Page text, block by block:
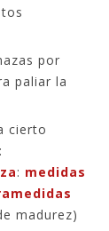
por
paliar la
cierto
: medidas
madurez)